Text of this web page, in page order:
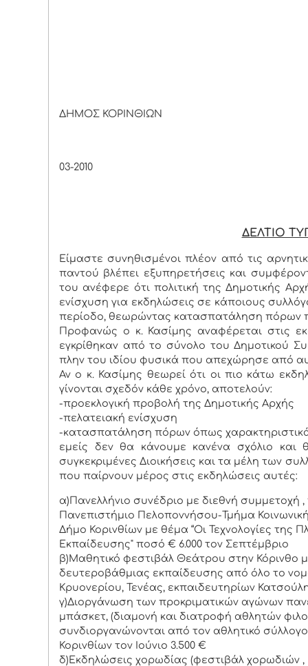
ΔΗΜΟΣ ΚΟΡΙΝΘΙΩΝ
03-2010
ΔΕΛΤΙΟ
Είμαστε συνηθισμένοι πλέον από τις
παντού βλέπει εξυπηρετήσεις και
του ανέφερε ότι πολιτική της Δημοτικής
ενίσχυση για εκδηλώσεις σε κάποιους
περίοδο, θεωρώντας κατασπατάληση πόρων
Προφανώς ο κ. Κασίμης αναφέρεται στις
εγκρίθηκαν από το σύνολο του Δημοτικού
πλην του ιδίου φυσικά που απεχώρησε από
Αν ο κ. Κασίμης θεωρεί ότι οι πιο κάτω
γίνονται σχεδόν κάθε χρόνο, αποτελούν:
-προεκλογική προβολή της Δημοτικής Αρχής
-πελατειακή ενίσχυση
-κατασπατάληση πόρων όπως
εμείς δεν θα κάνουμε κανένα σχόλιο
συγκεκριμένες Διοικήσεις και τα μέλη των
που παίρνουν μέρος στις εκδηλώσεις αυτές:
α)Πανελλήνιο συνέδριο με διεθνή συμμετοχή
Πανεπιστήμιο Πελοποννήσου-Τμήμα
Δήμο Κορινθίων με θέμα “Οι Τεχνολογίες της
Εκπαίδευσης" ποσό € 6.000 τον Σεπτέμβριο
β)Μαθητικό φεστιβάλ Θεάτρου στην Κόρινθο
δευτεροβάθμιας εκπαίδευσης από όλο το
Κρυονερίου, Τενέας, εκπαιδευτηρίων
γ)Διοργάνωση των προκριματικών αγώνων
μπάσκετ, (διαμονή και διατροφή αθλητών
συνδιοργανώνονται από τον αθλητικό
Κορινθίων τον Ιούνιο 3.500 €
δ)Εκδηλώσεις χορωδίας (φεστιβάλ χορωδιών